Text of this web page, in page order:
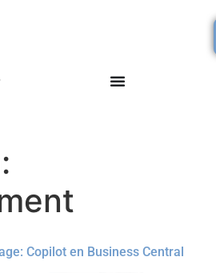
Copilot en Business Central